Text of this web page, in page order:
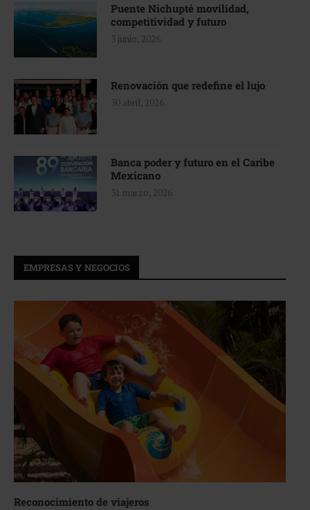
Puente Nichupté movilidad,
competitividad y futuro
3 junio, 2026
Renovación que redefine el lujo
30 abril, 2026
Banca poder y futuro en el Caribe
Mexicano
31 marzo, 2026
EMPRESAS Y NEGOCIOS
Reconocimiento de viajeros